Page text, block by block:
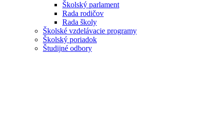
Školský parlament
Rada rodičov
Rada školy
Školské vzdelávacie programy
Školský poriadok
Študijné odbory